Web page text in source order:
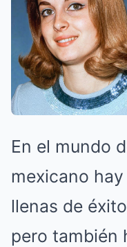
En el mundo
mexicano
llenas de
pero también